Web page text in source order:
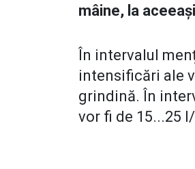
mâine, la
În intervalul
intensificări ale
grindină. În
vor fi de 15...25